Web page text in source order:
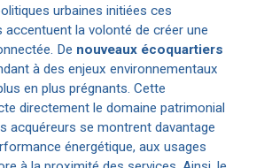
urbaines initiées ces
accentuent la volonté de créer une
De nouveaux écoquartiers
à des enjeux environnementaux
en plus prégnants. Cette
directement le domaine patrimonial
acquéreurs se montrent davantage
énergétique, aux usages